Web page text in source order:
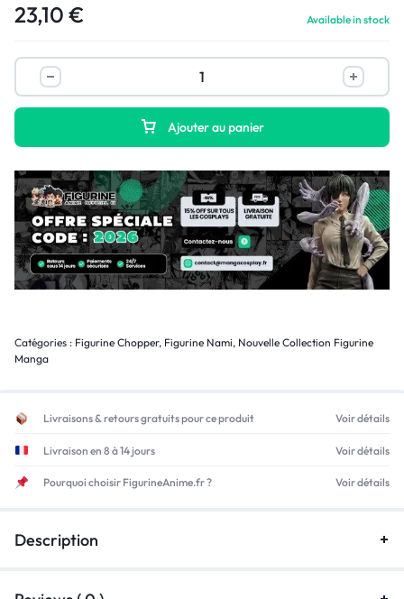
23,10 € Available in stock
Ajouter au panier
Catégories : Figurine Chopper, Figurine Nami, Nouvelle Collection Figurine
Manga
Livraisons & retours gratuits pour ce produit Voir détails
Livraison en 8 à 14 jours Voir détails
Pourquoi choisir FigurineAnime.fr ? Voir détails
Description